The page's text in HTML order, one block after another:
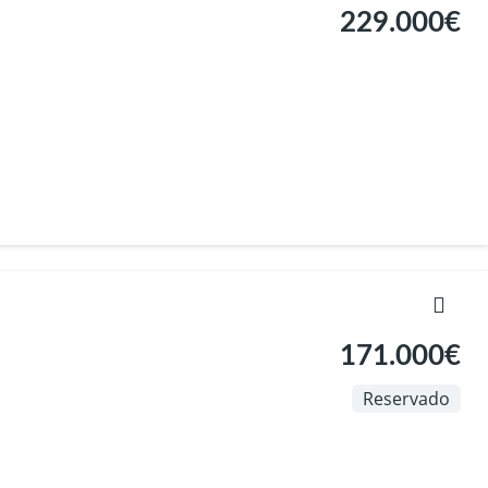
229.000€
171.000€
Reservado